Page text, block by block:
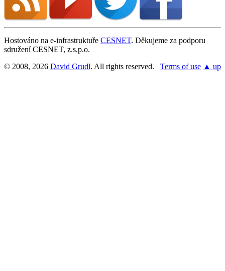
Hostováno na e-infrastruktuře CESNET. Děkujeme za podporu
sdružení CESNET, z.s.p.o.
© 2008, 2026 David Grudl. All rights reserved. Terms of use ▲ up